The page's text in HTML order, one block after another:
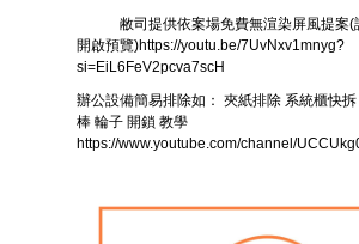
敝司提供依案場免費無渲染屏風提案(
開啟預覽)https://youtu.be/7UvNxv1mnyg?
si=EiL6FeV2pcva7scH
辦公設備簡易排除如： 夾紙排除 系統櫃快
棒 輪子 開鎖 教學
https://www.youtube.com/channel/